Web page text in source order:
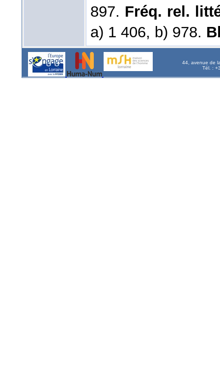
897. Fréq. rel.
a) 1 406, b) 978.
44, avenue de
Tél. :